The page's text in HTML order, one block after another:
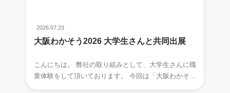
2026.07.23
大阪わかそう2026 大学生さんと共同出展
こんにちは。 弊社の取り組みとして、大学生さんに職
業体験をして頂いております。 今回は「大阪わかそう